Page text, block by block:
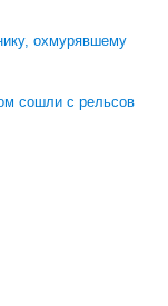
охмурявшему
сошли с рельсов